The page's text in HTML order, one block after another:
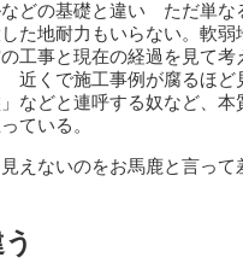
などの基礎と違い ただ単な
た地耐力もいらない。軟弱
工事と現在の経過を見て考
近くで施工事例が腐るほど
などと連呼する奴など、本
ている。
えないのをお馬鹿と言って